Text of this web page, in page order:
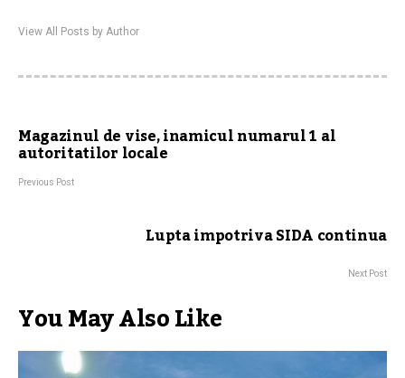
View All Posts by Author
Magazinul de vise, inamicul numarul 1 al
autoritatilor locale
Previous Post
Lupta impotriva SIDA continua
Next Post
You May Also Like